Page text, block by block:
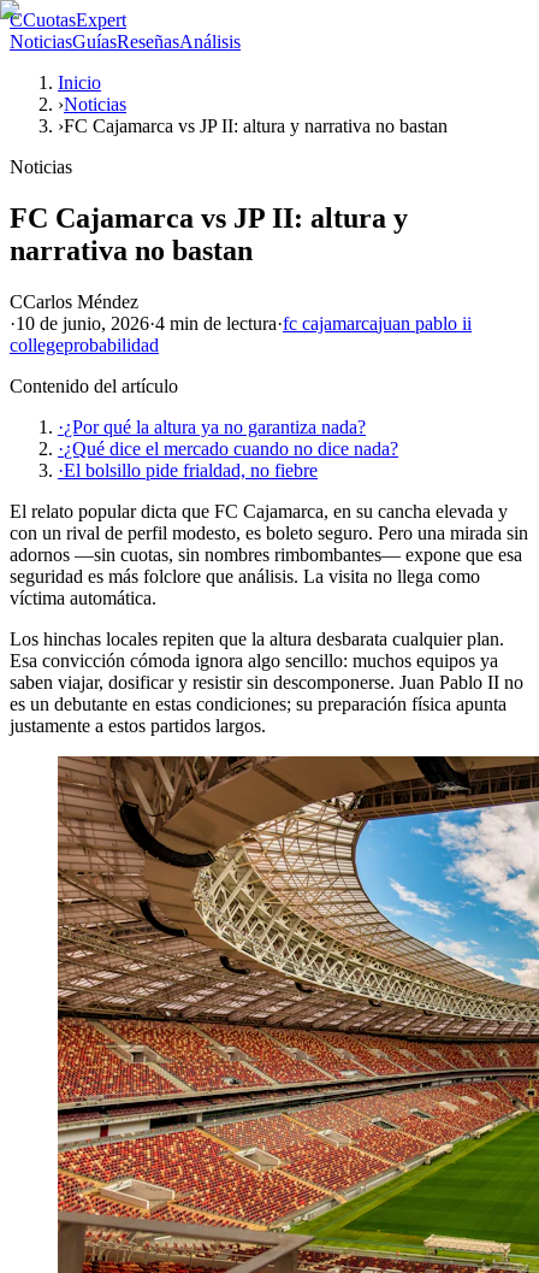
CCuotasExpert
NoticiasGuíasReseñasAnálisis
Inicio
›Noticias
›FC Cajamarca vs JP II: altura y narrativa no bastan
Noticias
FC Cajamarca vs JP II: altura y
narrativa no bastan
CCarlos Méndez
·10 de junio, 2026·4 min de lectura·fc cajamarcajuan pablo ii
collegeprobabilidad
Contenido del artículo
·¿Por qué la altura ya no garantiza nada?
·¿Qué dice el mercado cuando no dice nada?
·El bolsillo pide frialdad, no fiebre
El relato popular dicta que FC Cajamarca, en su cancha elevada y
con un rival de perfil modesto, es boleto seguro. Pero una mirada sin
adornos —sin cuotas, sin nombres rimbombantes— expone que esa
seguridad es más folclore que análisis. La visita no llega como
víctima automática.
Los hinchas locales repiten que la altura desbarata cualquier plan.
Esa convicción cómoda ignora algo sencillo: muchos equipos ya
saben viajar, dosificar y resistir sin descomponerse. Juan Pablo II no
es un debutante en estas condiciones; su preparación física apunta
justamente a estos partidos largos.